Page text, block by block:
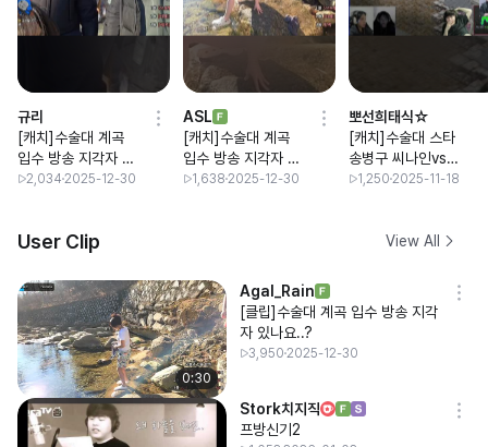
규리
[캐치]수술대 계곡
입수 방송 지각자 있
나요..?
2,034 2025-12-30
ASL
[캐치]수술대 계곡
입수 방송 지각자 있
나요..?
1,638 2025-12-30
뽀선희태식☆
[캐치]수술대 스타
송병구 씨나인vs와
플대 스타대학리그
1,250 2025-11-18
User Clip View All
0:30
Agal_Rain
[클립]수술대 계곡 입수 방송 지각
자 있나요..?
3,950 2025-12-30
Stork치지직
프방신기2